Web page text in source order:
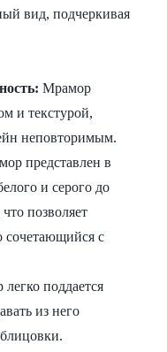
вид, подчеркивая
Мрамор
и текстурой,
неповторимым.
представлен в
и серого до
позволяет
сочетающийся с
поддается
из него